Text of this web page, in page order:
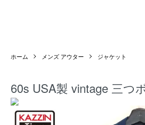
ホーム メンズ アウター ジャケット
60s USA製 vintage 三つ